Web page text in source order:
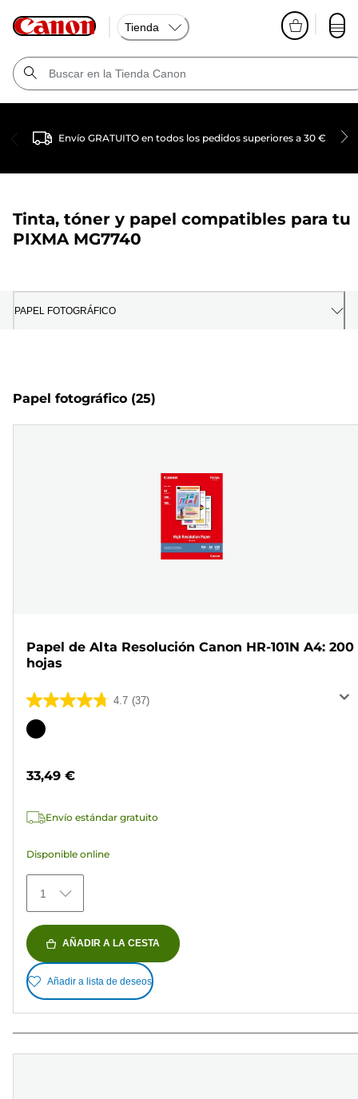
Tienda
Envío GRATUITO en todos los pedidos superiores a 30 €
Tinta, tóner y papel compatibles para tu
PIXMA MG7740
PAPEL FOTOGRÁFICO
Papel fotográfico (25)
Papel de Alta Resolución Canon HR-101N A4: 200
hojas
4.7 (37)
4.7
de
37
Cartucho
33,49 €
Envío estándar gratuito
Disponible online
1
AÑADIR A LA CESTA
Añadir a lista de deseos